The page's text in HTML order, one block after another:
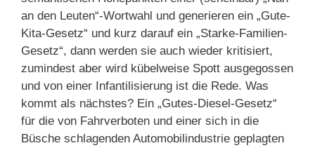
an den Leuten“-Wortwahl und generieren ein „Gute-
Kita-Gesetz“ und kurz darauf ein „Starke-Familien-
Gesetz“, dann werden sie auch wieder kritisiert,
zumindest aber wird kübelweise Spott ausgegossen
und von einer Infantilisierung ist die Rede. Was
kommt als nächstes? Ein „Gutes-Diesel-Gesetz“
für die von Fahrverboten und einer sich in die
Büsche schlagenden Automobilindustrie geplagten